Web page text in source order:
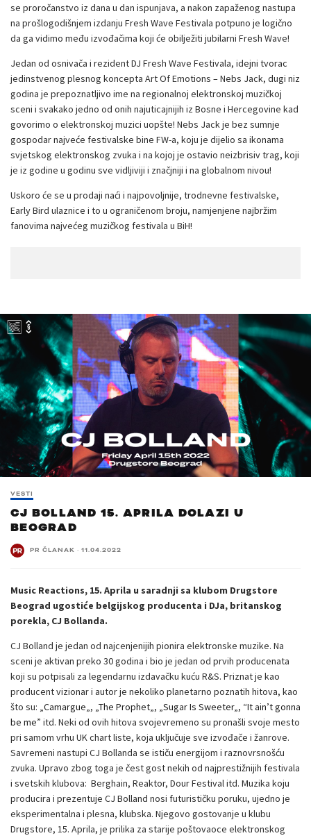
se proročanstvo iz dana u dan ispunjava, a nakon zapaženog nastupa
na prošlogodišnjem izdanju Fresh Wave Festivala potpuno je logično
da ga vidimo među izvođačima koji će obilježiti jubilarni Fresh Wave!
Jedan od osnivača i rezident DJ Fresh Wave Festivala, idejni tvorac
jedinstvenog plesnog koncepta Art Of Emotions – Nebs Jack, dugi niz
godina je prepoznatljivo ime na regionalnoj elektronskoj muzičkoj
sceni i svakako jedno od onih najuticajnijih iz Bosne i Hercegovine kad
govorimo o elektronskoj muzici uopšte! Nebs Jack je bez sumnje
gospodar najveće festivalske bine FW-a, koju je dijelio sa ikonama
svjetskog elektronskog zvuka i na kojoj je ostavio neizbrisiv trag, koji
je iz godine u godinu sve vidljiviji i značjniji i na globalnom nivou!
Uskoro će se u prodaji naći i najpovoljnije, trodnevne festivalske,
Early Bird ulaznice i to u ograničenom broju, namjenjene najbržim
fanovima najvećeg muzičkog festivala u BiH!
VESTI
CJ BOLLAND 15. APRILA DOLAZI U
BEOGRAD
PR ČLANAK · 11.04.2022
Music Reactions, 15. Aprila u saradnji sa klubom Drugstore
Beograd ugostiće belgijskog producenta i DJa, britanskog
porekla, CJ Bollanda.
CJ Bolland je jedan od najcenjenijih pionira elektronske muzike. Na
sceni je aktivan preko 30 godina i bio je jedan od prvih producenata
koji su potpisali za legendarnu izdavačku kuću R&S. Priznat je kao
producent vizionar i autor je nekoliko planetarno poznatih hitova, kao
što su: „Camargue„, „The Prophet„, „Sugar Is Sweeter„, “It ain’t gonna
be me” itd. Neki od ovih hitova svojevremeno su pronašli svoje mesto
pri samom vrhu UK chart liste, koja uključuje sve izvođače i žanrove.
Savremeni nastupi CJ Bollanda se ističu energijom i raznovrsnošću
zvuka. Upravo zbog toga je čest gost nekih od najprestižnijih festivala
i svetskih klubova: Berghain, Reaktor, Dour Festival itd. Muzika koju
producira i prezentuje CJ Bolland nosi futurističku poruku, ujedno je
eksperimentalna i plesna, klubska. Njegovo gostovanje u klubu
Drugstore, 15. Aprila, je prilika za starije poštovaoce elektronskog